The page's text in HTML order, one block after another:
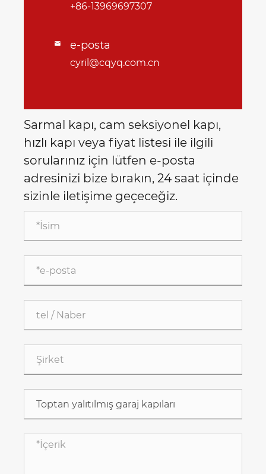
+86-13969697307
 e-posta
cyril@cqyq.com.cn
Sarmal kapı, cam seksiyonel kapı,
hızlı kapı veya fiyat listesi ile ilgili
sorularınız için lütfen e-posta
adresinizi bize bırakın, 24 saat içinde
sizinle iletişime geçeceğiz.